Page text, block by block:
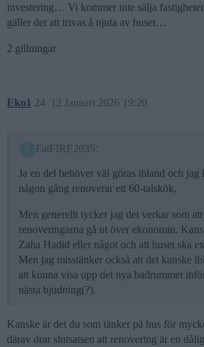
investering… Vi kommer inte sälja
gäller det att trivas å njuta av huset…
2 gillningar
Eko1 12 Januari 2026 19:20
24
FatFIRE2035:
Ja en del behöver väl göras ibland och jag
någon gång renoverar ett 60-talskök,
Men generellt tycker jag det verkar som
renoveringarna gå ut över ekonomin.
Zaha Hadid eller något och att huset ska
Men jag misstänker också att det kanske
att kunna visa upp det nya badrummet
nästa bjudning(?).
Kanske är det du som tänker på hus för
därav drar slutsatsen att renovering är en